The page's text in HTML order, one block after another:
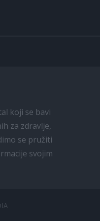
koji se bavi
za zdravlje,
se pružiti
svojim